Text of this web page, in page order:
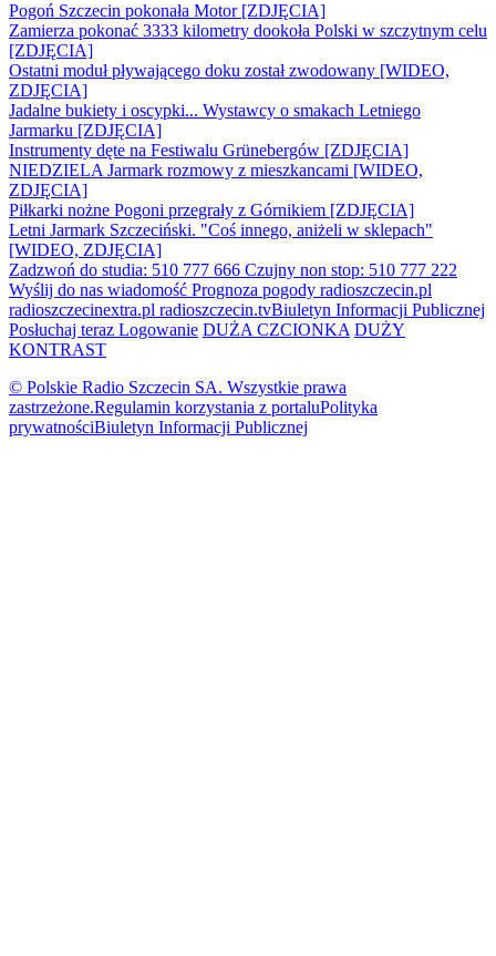
Pogoń Szczecin pokonała Motor [ZDJĘCIA]
Zamierza pokonać 3333 kilometry dookoła Polski w szczytnym celu
[ZDJĘCIA]
Ostatni moduł pływającego doku został zwodowany [WIDEO,
ZDJĘCIA]
Jadalne bukiety i oscypki... Wystawcy o smakach Letniego
Jarmarku [ZDJĘCIA]
Instrumenty dęte na Festiwalu Grünebergów [ZDJĘCIA]
NIEDZIELA Jarmark rozmowy z mieszkancami [WIDEO,
ZDJĘCIA]
Piłkarki nożne Pogoni przegrały z Górnikiem [ZDJĘCIA]
Letni Jarmark Szczeciński. "Coś innego, aniżeli w sklepach"
[WIDEO, ZDJĘCIA]
Zadzwoń do studia: 510 777 666 Czujny non stop: 510 777 222
Wyślij do nas wiadomość Prognoza pogody radioszczecin.pl
radioszczecinextra.pl radioszczecin.tvBiuletyn Informacji Publicznej
Posłuchaj teraz Logowanie DUŻA CZCIONKA DUŻY
KONTRAST
© Polskie Radio Szczecin SA. Wszystkie prawa
zastrzeżone.Regulamin korzystania z portaluPolityka
prywatnościBiuletyn Informacji Publicznej